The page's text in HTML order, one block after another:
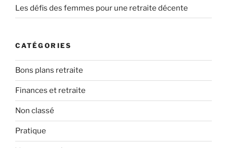
Les défis des femmes pour une retraite décente
CATÉGORIES
Bons plans retraite
Finances et retraite
Non classé
Pratique